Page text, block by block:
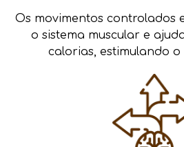
Os movimentos controlados
o sistema muscular e
calorias, estimulando o